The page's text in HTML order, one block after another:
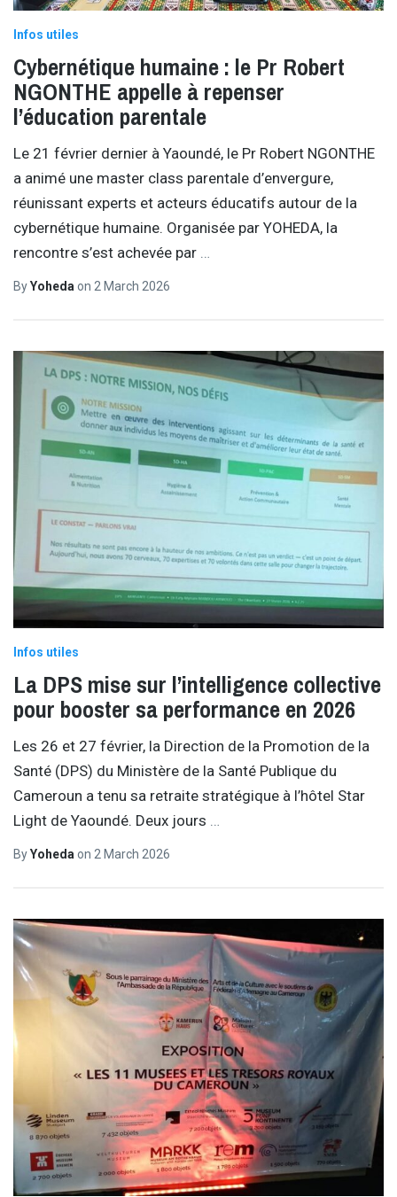
Infos utiles
Cybernétique humaine : le Pr Robert
NGONTHE appelle à repenser
l’éducation parentale
Le 21 février dernier à Yaoundé, le Pr Robert NGONTHE
a animé une master class parentale d’envergure,
réunissant experts et acteurs éducatifs autour de la
cybernétique humaine. Organisée par YOHEDA, la
rencontre s’est achevée par
ByYoheda on 2 March 2026
Infos utiles
La DPS mise sur l’intelligence collective
pour booster sa performance en 2026
Les 26 et 27 février, la Direction de la Promotion de la
Santé (DPS) du Ministère de la Santé Publique du
Cameroun a tenu sa retraite stratégique à l’hôtel Star
Light de Yaoundé. Deux jours
ByYohedaon 2 March 2026